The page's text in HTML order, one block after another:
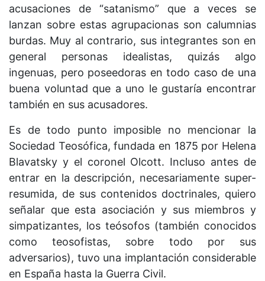
acusaciones de “satanismo” que a veces se
lanzan sobre estas agrupacionas son calumnias
burdas. Muy al contrario, sus integrantes son en
general personas idealistas, quizás algo
ingenuas, pero poseedoras en todo caso de una
buena voluntad que a uno le gustaría encontrar
también en sus acusadores.
Es de todo punto imposible no mencionar la
Sociedad Teosófica, fundada en 1875 por Helena
Blavatsky y el coronel Olcott. Incluso antes de
entrar en la descripción, necesariamente super-
resumida, de sus contenidos doctrinales, quiero
señalar que esta asociación y sus miembros y
simpatizantes, los teósofos (también conocidos
como teosofistas, sobre todo por sus
adversarios), tuvo una implantación considerable
en España hasta la Guerra Civil.